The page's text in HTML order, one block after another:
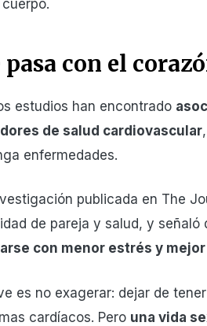
pasa con el
estudios han encontrado
de salud cardiovascular
enfermedades.
publicada en The
de pareja y salud, y señaló
con menor estrés y
es no exagerar: dejar de
cardíacos. Pero una vida